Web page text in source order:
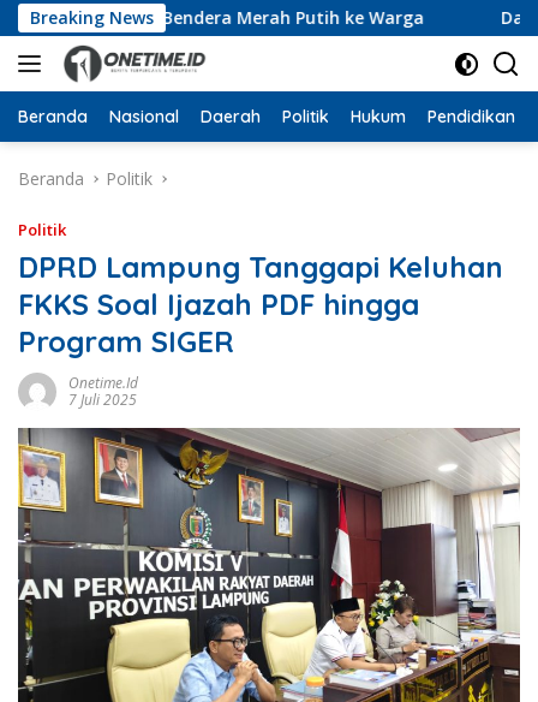
Langsung
ke
konten
Breaking News
10 Ribu Bendera Merah Putih ke Warga Dari
Beranda Nasional Daerah Politik Hukum Pendidikan
Beranda Politik
Politik
DPRD Lampung Tanggapi Keluhan
FKKS Soal Ijazah PDF hingga
Program SIGER
Onetime.id
7 Juli 2025